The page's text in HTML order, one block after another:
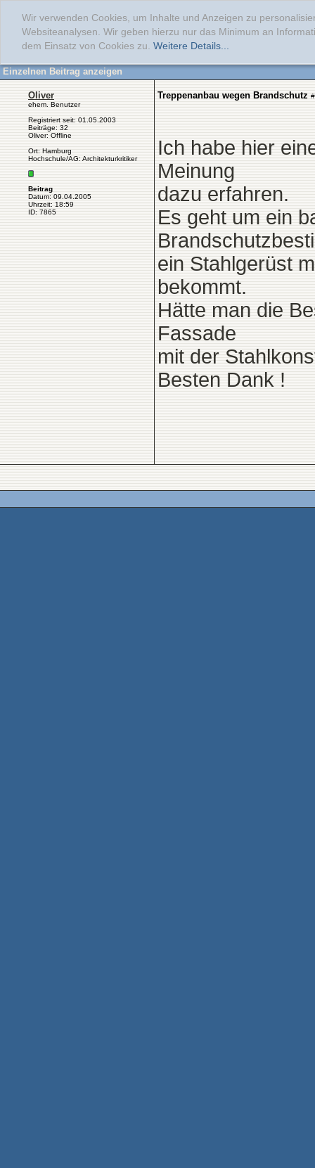
Wir verwenden Cookies, um Inhalte und Anzeigen zu
Websiteanalysen. Wir geben hierzu nur das Minimum an
dem Einsatz von Cookies zu. Weitere Details...
Einzelnen Beitrag anzeigen
Oliver
ehem. Benutzer
Registriert seit: 01.05.2003
Beiträge: 32
Oliver: Offline
Ort: Hamburg
Hochschule/AG: Architekturkritiker
Beitrag
Datum: 09.04.2005
Uhrzeit: 18:59
ID: 7865
Treppenanbau wegen Brandschutz #
Ich habe hier
Meinung
dazu erfahren.
Es geht um ein
ein Stahlgerüst
bekommt.
Hätte man die
Fassade
mit der
Besten Dank !